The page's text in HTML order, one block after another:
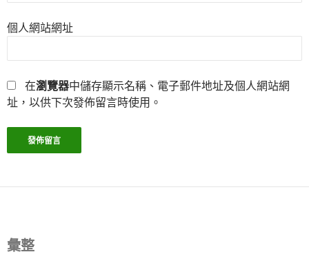
個人網站網址
在瀏覽器中儲存顯示名稱、電子郵件地址及個人網站網
址，以供下次發佈留言時使用。
彙整